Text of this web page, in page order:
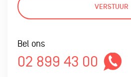
VERSTUUR
Bel ons
02 899 43 00